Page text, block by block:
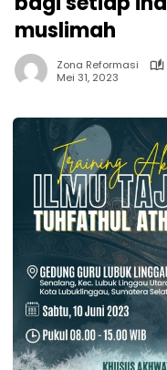
muslimah
Zona Reformasi
Mei 31, 2023